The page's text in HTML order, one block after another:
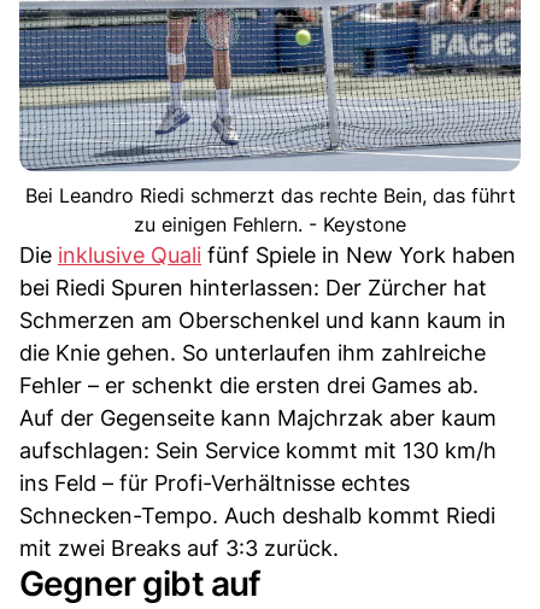
Bei Leandro Riedi schmerzt das rechte Bein, das führt
zu einigen Fehlern. - Keystone
Die inklusive Quali fünf Spiele in New York haben
bei Riedi Spuren hinterlassen: Der Zürcher hat
Schmerzen am Oberschenkel und kann kaum in
die Knie gehen. So unterlaufen ihm zahlreiche
Fehler – er schenkt die ersten drei Games ab.
Auf der Gegenseite kann Majchrzak aber kaum
aufschlagen: Sein Service kommt mit 130 km/h
ins Feld – für Profi-Verhältnisse echtes
Schnecken-Tempo. Auch deshalb kommt Riedi
mit zwei Breaks auf 3:3 zurück.
Gegner gibt auf